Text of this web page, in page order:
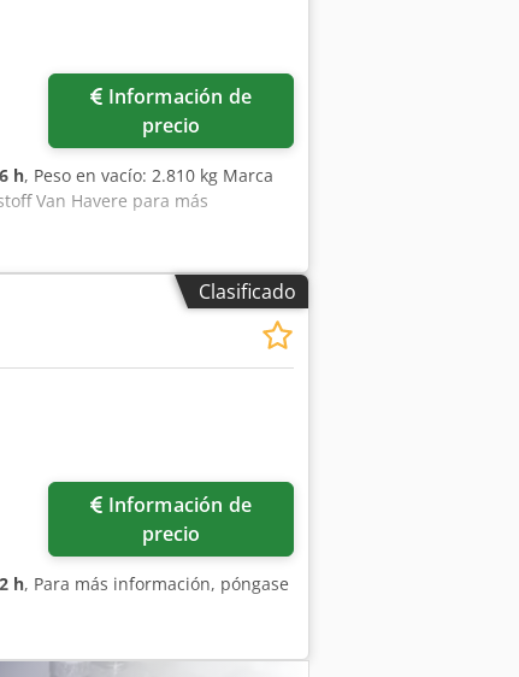
precio
h, Peso en vacío: 2.810 kg Marca
Van Havere para más
Clasificado
precio
h, Para más información, póngase